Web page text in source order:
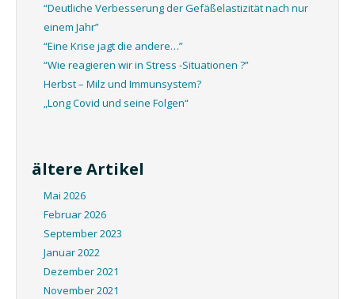
“Deutliche Verbesserung der Gefäßelastizität nach nur
einem Jahr”
“Eine Krise jagt die andere…”
“Wie reagieren wir in Stress -Situationen ?”
Herbst – Milz und Immunsystem?
„Long Covid und seine Folgen“
ältere Artikel
Mai 2026
Februar 2026
September 2023
Januar 2022
Dezember 2021
November 2021